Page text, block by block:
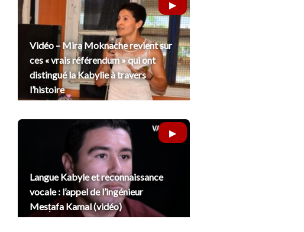
Vidéo – Mira Moknache revient sur
ces « vrais référendum » qui ont
distingué la Kabylie à travers
l’histoire
Langue Kabyle et reconnaissance
vocale : l’appel de l’ingénieur
Mesṭafa Kamal (vidéo)